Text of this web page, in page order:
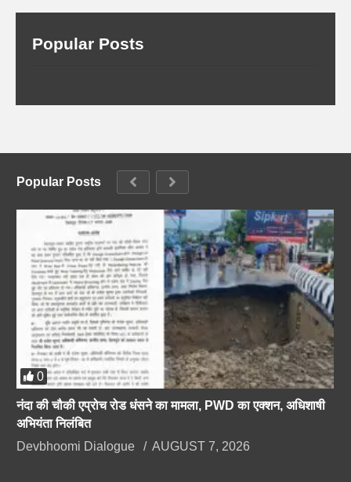
Popular Posts
Popular Posts
0
नंदा की चौकी एप्रोच रोड धंसने का मामला, PWD का एक्शन, अधिशाषी
अभियंता निलंबित
Devbhoomi Dialogue
AUGUST 7, 2026